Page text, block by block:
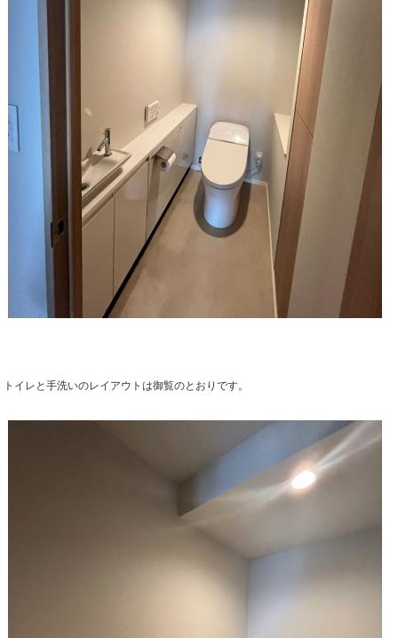
トイレと手洗いのレイアウトは御覧のとおりです。